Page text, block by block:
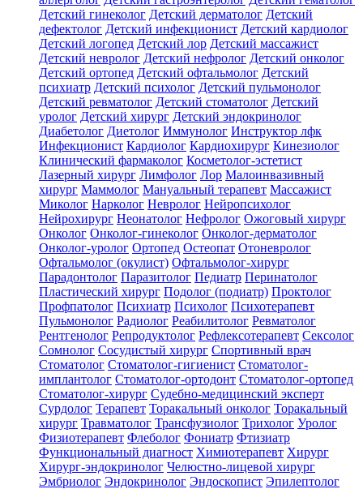
Детский гинеколог Детский дерматолог Детский
дефектолог Детский инфекционист Детский кардиолог
Детский логопед Детский лор Детский массажист
Детский невролог Детский нефролог Детский онколог
Детский ортопед Детский офтальмолог Детский
психиатр Детский психолог Детский пульмонолог
Детский ревматолог Детский стоматолог Детский
уролог Детский хирург Детский эндокринолог
Диабетолог Диетолог Иммунолог Инструктор лфк
Инфекционист Кардиолог Кардиохирург Кинезиолог
Клинический фармаколог Косметолог-эстетист
Лазерный хирург Лимфолог Лор Малоинвазивный
хирург Маммолог Мануальный терапевт Массажист
Миколог Нарколог Невролог Нейропсихолог
Нейрохирург Неонатолог Нефролог Ожоговый хирург
Онколог Онколог-гинеколог Онколог-дерматолог
Онколог-уролог Ортопед Остеопат Отоневролог
Офтальмолог (окулист) Офтальмолог-хирург
Парадонтолог Паразитолог Педиатр Перинатолог
Пластический хирург Подолог (подиатр) Проктолог
Профпатолог Психиатр Психолог Психотерапевт
Пульмонолог Радиолог Реабилитолог Ревматолог
Рентгенолог Репродуктолог Рефлексотерапевт Сексолог
Сомнолог Сосудистый хирург Спортивный врач
Стоматолог Стоматолог-гигиенист Стоматолог-
имплантолог Стоматолог-ортодонт Стоматолог-ортопед
Стоматолог-хирург Судебно-медицинский эксперт
Сурдолог Терапевт Торакальный онколог Торакальный
хирург Травматолог Трансфузиолог Трихолог Уролог
Физиотерапевт Флеболог Фониатр Фтизиатр
Функциональный диагност Химиотерапевт Хирург
Хирург-эндокринолог Челюстно-лицевой хирург
Эмбриолог Эндокринолог Эндоскопист Эпилептолог